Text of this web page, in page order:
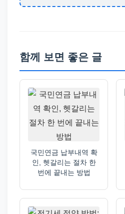
함께 보면 좋은 글
국민연금 납부내역 확
인, 헷갈리는 절차 한
번에 끝내는 방법